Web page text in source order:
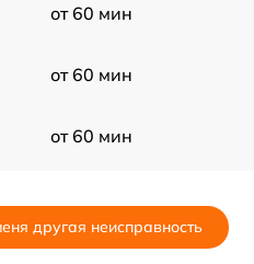
от 60 мин
от 60 мин
от 60 мин
другая неисправность